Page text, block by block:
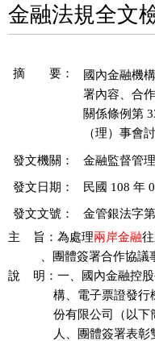
金融法規全文
摘 要：
國內金融機
署內容、合
關係條例第
發文機關： 金融監督管
發文日期： 民國 108 年
發文文號：
金管銀法字
主    旨：為處理兩岸金融
、團體簽署合作協
說    明：一、國內金融控
構、電子票
份有限公司
人、團體簽